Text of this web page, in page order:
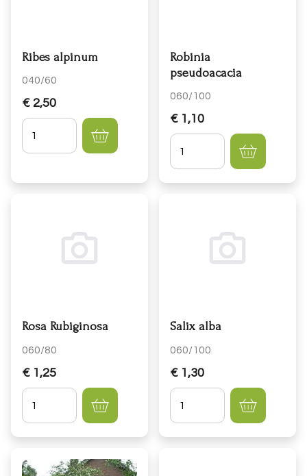
Ribes alpinum
040/60
€ 2,50
Hoeveelheid
Robinia
pseudoacacia
060/100
€ 1,10
Hoeveelheid
Rosa Rubiginosa
060/80
€ 1,25
Hoeveelheid
Salix alba
060/100
€ 1,30
Hoeveelheid